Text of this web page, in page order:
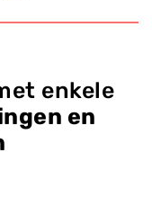
enkele
en